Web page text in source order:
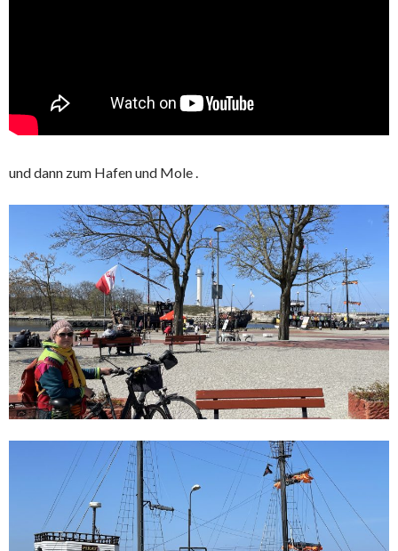
und dann zum Hafen und Mole .